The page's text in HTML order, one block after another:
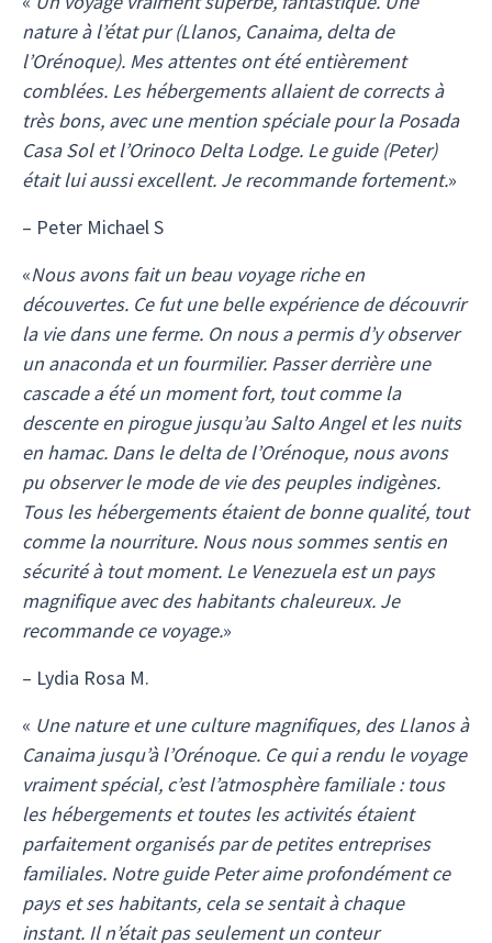
nature à l’état pur (Llanos, Canaima, delta de
l’Orénoque). Mes attentes ont été entièrement
comblées. Les hébergements allaient de corrects à
très bons, avec une mention spéciale pour la Posada
Casa Sol et l’Orinoco Delta Lodge. Le guide (Peter)
était lui aussi excellent. Je recommande fortement.»
– Peter Michael S
«Nous avons fait un beau voyage riche en
découvertes. Ce fut une belle expérience de découvrir
la vie dans une ferme. On nous a permis d’y observer
un anaconda et un fourmilier. Passer derrière une
cascade a été un moment fort, tout comme la
descente en pirogue jusqu’au Salto Angel et les nuits
en hamac. Dans le delta de l’Orénoque, nous avons
pu observer le mode de vie des peuples indigènes.
Tous les hébergements étaient de bonne qualité, tout
comme la nourriture. Nous nous sommes sentis en
sécurité à tout moment. Le Venezuela est un pays
magnifique avec des habitants chaleureux. Je
recommande ce voyage.»
– Lydia Rosa M.
« Une nature et une culture magnifiques, des Llanos à
Canaima jusqu’à l’Orénoque. Ce qui a rendu le voyage
vraiment spécial, c’est l’atmosphère familiale : tous
les hébergements et toutes les activités étaient
parfaitement organisés par de petites entreprises
familiales. Notre guide Peter aime profondément ce
pays et ses habitants, cela se sentait à chaque
instant. Il n’était pas seulement un conteur